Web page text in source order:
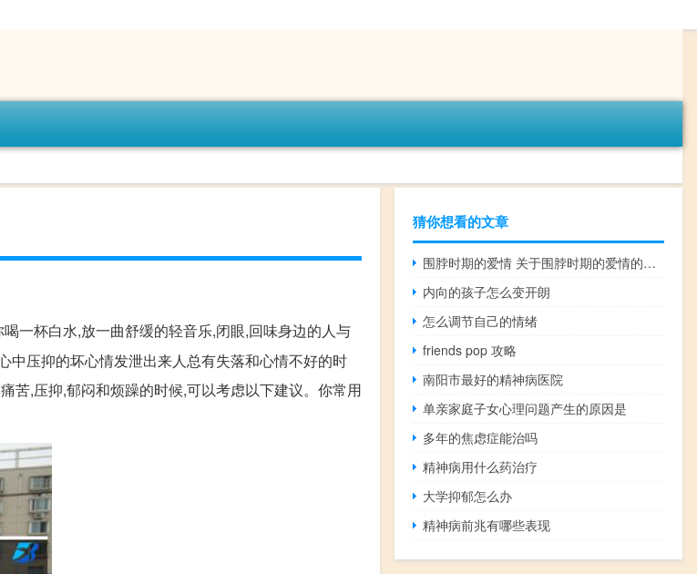
一杯白水,放一曲舒缓的轻音乐,闭眼,回味身边的人与
中压抑的坏心情发泄出来人总有失落和心情不好的时
苦,压抑,郁闷和烦躁的时候,可以考虑以下建议。你常用
猜你想看的文章
围脖时期的爱情 关于围脖时期的爱情的介绍
内向的孩子怎么变开朗
怎么调节自己的情绪
friends pop 攻略
南阳市最好的精神病医院
单亲家庭子女心理问题产生的原因是
多年的焦虑症能治吗
精神病用什么药治疗
大学抑郁怎么办
精神病前兆有哪些表现